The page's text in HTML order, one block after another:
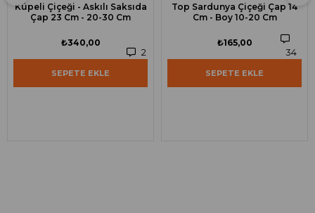
Küpeli Çiçeği - Askılı Saksıda
Çap 23 Cm - 20-30 Cm
2
₺340,00
SEPETE EKLE
Top Sardunya Çiçeği Çap 14
Cm - Boy 10-20 Cm
34
₺165,00
SEPETE EKLE